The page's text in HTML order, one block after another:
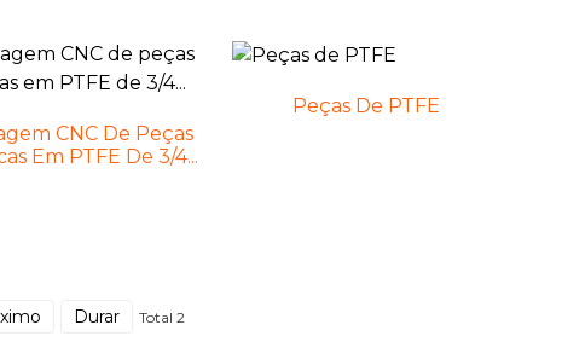
CNC De Peças
Em PTFE De 3/4...
Peças De PTFE
Durar Total 2